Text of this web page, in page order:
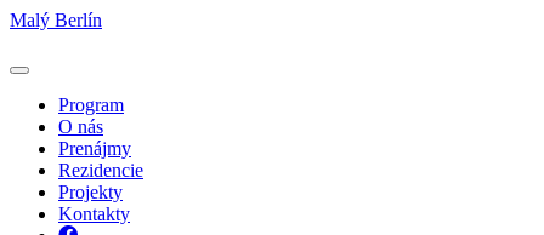
Malý Berlín
Program
O nás
Prenájmy
Rezidencie
Projekty
Kontakty